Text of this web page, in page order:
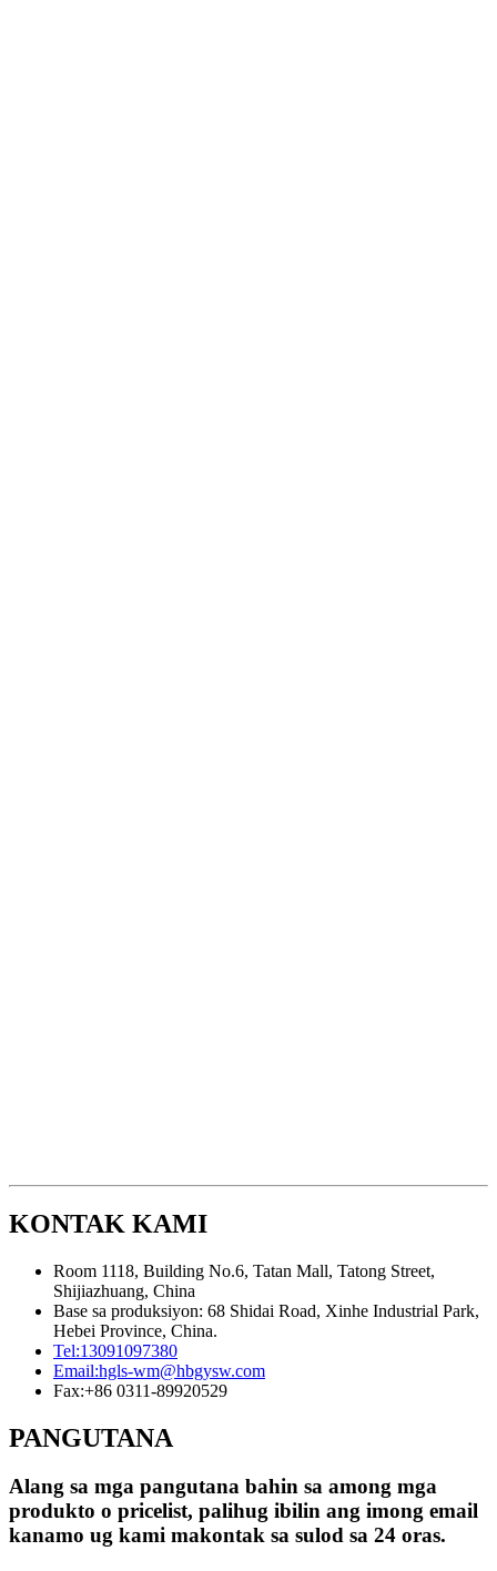
KONTAK KAMI
Room 1118, Building No.6, Tatan Mall, Tatong Street,
Shijiazhuang, China
Base sa produksiyon: 68 Shidai Road, Xinhe Industrial Park,
Hebei Province, China.
Tel:13091097380
Email:hgls-wm@hbgysw.com
Fax:+86 0311-89920529
PANGUTANA
Alang sa mga pangutana bahin sa among mga
produkto o pricelist, palihug ibilin ang imong email
kanamo ug kami makontak sa sulod sa 24 oras.